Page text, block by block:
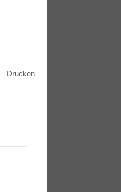
Drucken